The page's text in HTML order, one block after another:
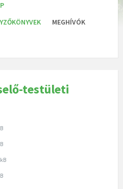
MEGHÍVÓK
testületi